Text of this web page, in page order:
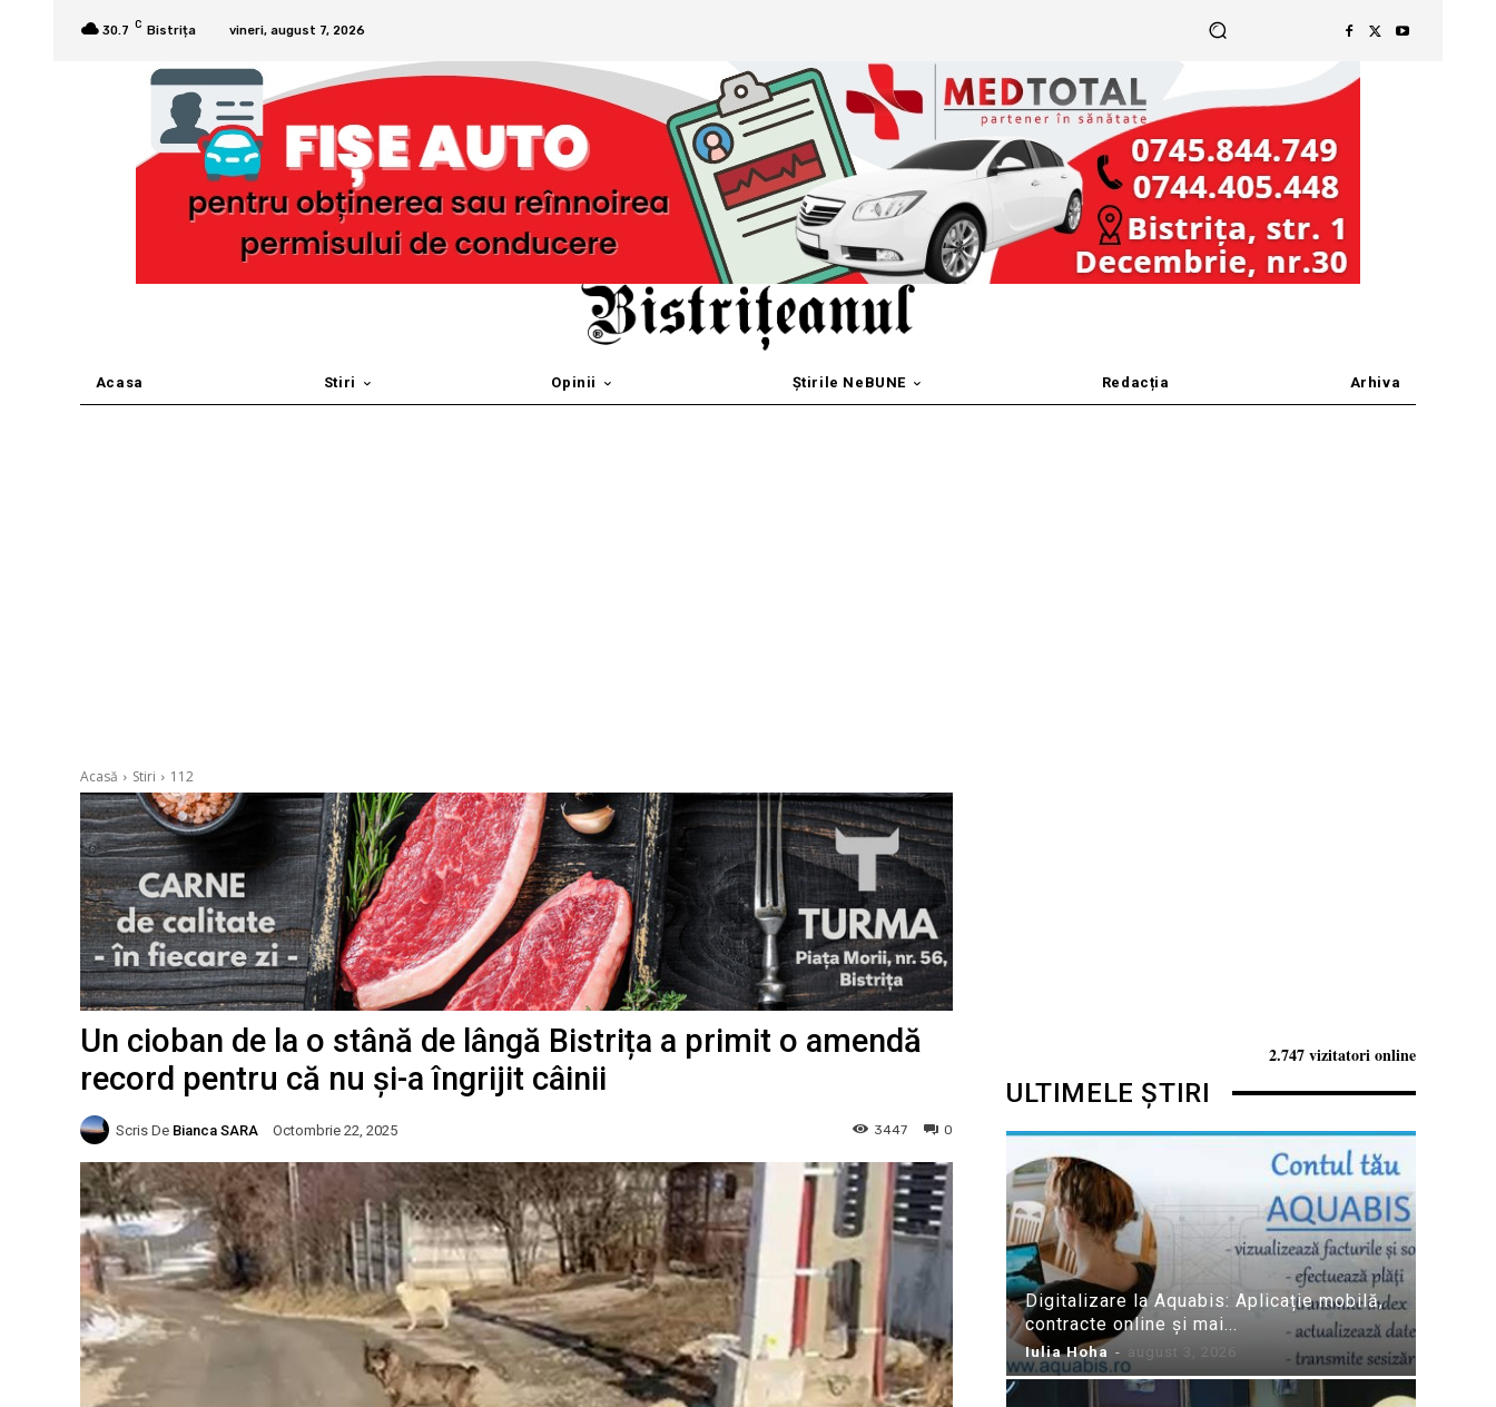
30.7 C Bistrița vineri, august 7, 2026
Acasa Stiri Opinii Știrile NeBUNE Redacția Arhiva
Acasă Stiri 112
Un cioban de la o stână de lângă Bistrița a primit o amendă
record pentru că nu și-a îngrijit câinii
Scris De Bianca SARA Octombrie 22, 2025 0
3447
2.747 vizitatori online
ULTIMELE ȘTIRI
Digitalizare la Aquabis: Aplicație mobilă,
contracte online și mai...
Iulia Hoha - august 3, 2026